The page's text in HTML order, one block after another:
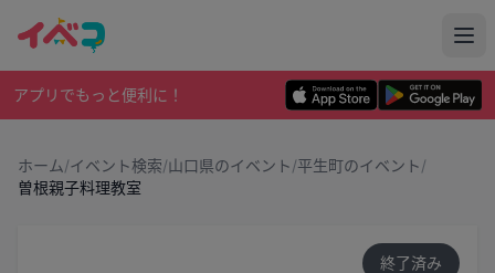
アプリでもっと便利に！
ホーム/イベント検索/山口県のイベント/平生町のイベント/
曽根親子料理教室
終了済み